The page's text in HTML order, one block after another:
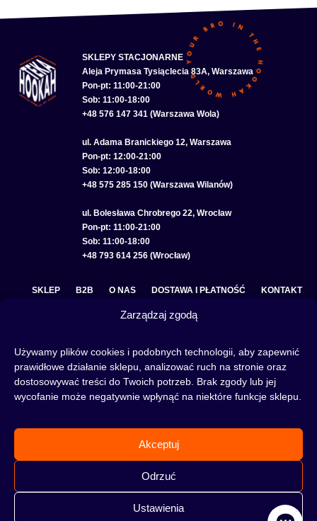
Zarządzaj zgodą
Używamy plików cookies i podobnych technologii, aby zapewnić
prawidłowe działanie sklepu, analizować ruch na stronie oraz
dostosowywać treści do Twoich potrzeb. Brak zgody lub jej
wycofanie może negatywnie wpłynąć na niektóre funkcje sklepu.
Akceptuj
Odrzuć
Ustawienia
SKLEPY STACJONARNE
Aleja Prymasa Tysiąclecia 83A, Warszawa
Pon-pt: 11:00-21:00
Sob: 11:00-18:00
+48 576 147 341 (Warszawa Wola)
ul. Adama Branickiego 12, Warszawa
Pon-pt: 12:00-21:00
Sob: 12:00-18:00
+48 575 285 150 (Warszawa Wilanów)
ul. Bolesława Chrobrego 22, Wrocław
Pon-pt: 11:00-21:00
Sob: 11:00-18:00
+48 793 614 256 (Wrocław)
SKLEP B2B O NAS DOSTAWA I PŁATNOŚĆ KONTAKT
POLITYKA PRYWATNOŚCI
to miejsce jest idealne dla Ciebie! Odwiedź nasz
artykułów, albo nie czekaj i od razu przejdź do naszego shisha-sklepu i zacznij zakupy.